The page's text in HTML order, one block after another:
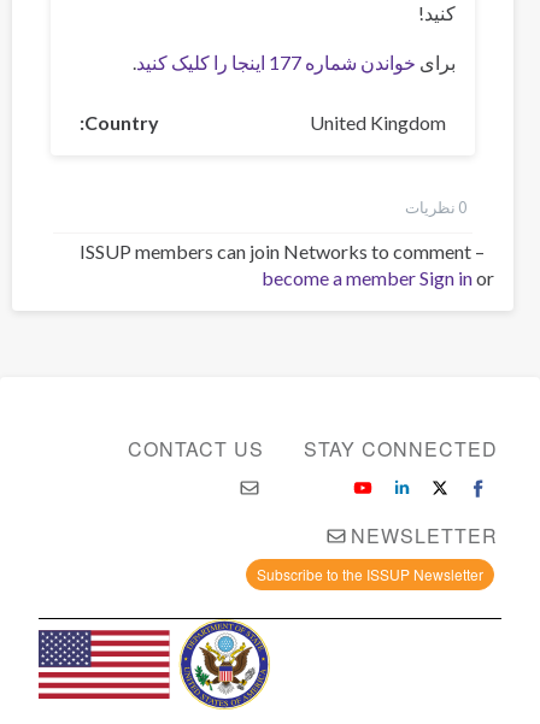
کنید!
برای خواندن شماره 177 اینجا را کلیک کنید .
Country United Kingdom
0 نظر‌یات
ISSUP members can join Networks to comment –
Sign inor
become a member
CONTACT US STAY CONNECTED
NEWSLETTER
Subscribe to the ISSUP Newsletter